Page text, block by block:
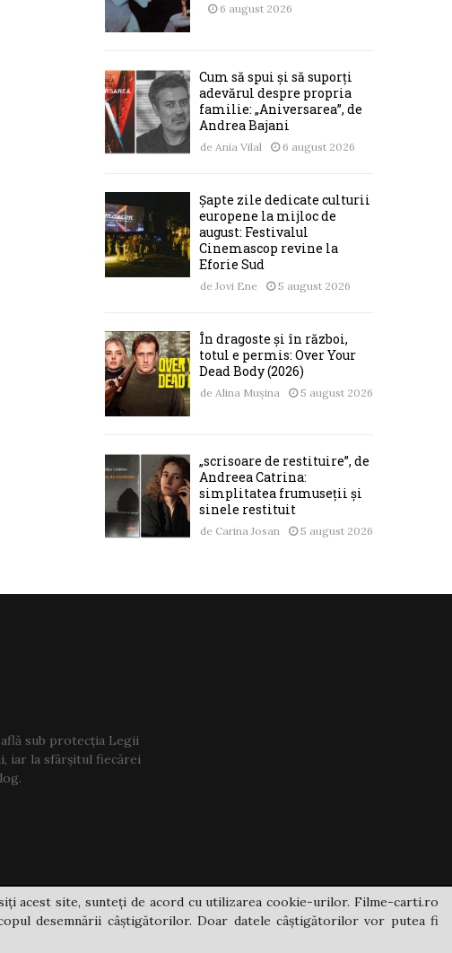
6 august 2026
Cum să spui și să suporți
adevărul despre propria
familie: „Aniversarea”, de
Andrea Bajani
de Ania Vilal 6 august 2026
Șapte zile dedicate culturii
europene la mijloc de
august: Festivalul
Cinemascop revine la
Eforie Sud
de Jovi Ene 5 august 2026
În dragoste și în război,
totul e permis: Over Your
Dead Body (2026)
de Alina Mușina 5 august 2026
„scrisoare de restituire”, de
Andreea Catrina:
simplitatea frumuseții și
sinele restituit
de Carina Josan 5 august 2026
sub protecția Legii
iar la sfârșitul fiecărei
acest site, sunteți de acord cu utilizarea cookie-urilor. Filme-carti.ro
desemnării câștigătorilor. Doar datele câștigătorilor vor putea fi